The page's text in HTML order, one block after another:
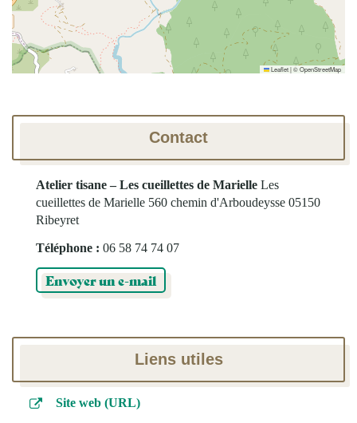
Leaflet|©OpenStreetMap
Contact
Atelier tisane – Les cueillettes de Marielle Les
cueillettes de Marielle 560 chemin d'Arboudeysse 05150
Ribeyret
Téléphone : 06 58 74 74 07
Envoyer un e-mail
Liens utiles
Site web (URL)